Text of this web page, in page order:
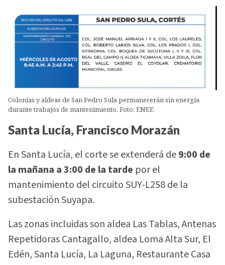
Colonias y aldeas de San Pedro Sula permanecerán sin energía
durante trabajos de mantenimiento. Foto: ENEE
Santa Lucía, Francisco Morazán
En Santa Lucía, el corte se extenderá de9:00 de
la mañana a 3:00 de la tarde por el
mantenimiento del circuito SUY-L258 de la
subestación Suyapa.
Las zonas incluidas son aldea Las Tablas, Antenas
Repetidoras Cantagallo, aldea Loma Alta Sur, El
Edén, Santa Lucía, La Laguna, Restaurante Casa